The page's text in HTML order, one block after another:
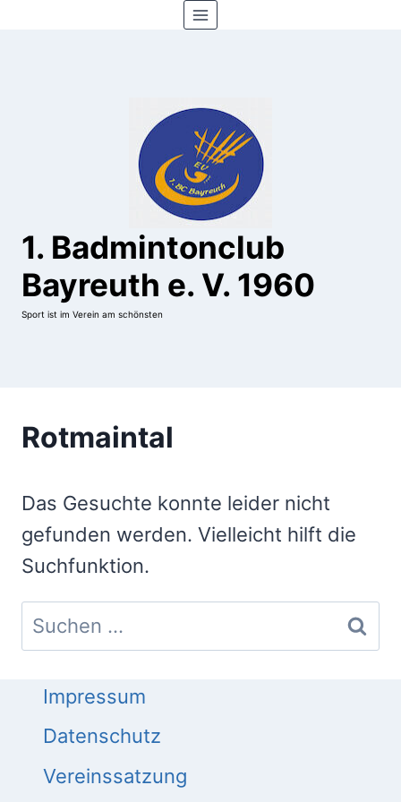
1. Badmintonclub
Bayreuth e. V. 1960
Sport ist im Verein am schönsten
Rotmaintal
Das Gesuchte konnte leider nicht
gefunden werden. Vielleicht hilft die
Suchfunktion.
Suchen
nach:
Impressum
Datenschutz
Vereinssatzung